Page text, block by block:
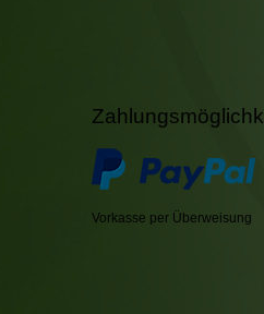
Vorkasse per Überweisung